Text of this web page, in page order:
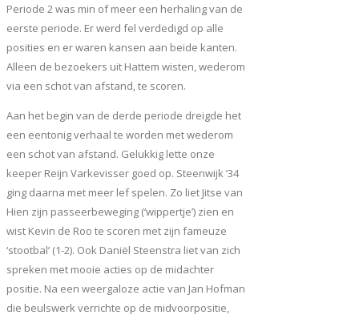
Periode 2 was min of meer een herhaling van de
eerste periode. Er werd fel verdedigd op alle
posities en er waren kansen aan beide kanten.
Alleen de bezoekers uit Hattem wisten, wederom
via een schot van afstand, te scoren.
Aan het begin van de derde periode dreigde het
een eentonig verhaal te worden met wederom
een schot van afstand. Gelukkig lette onze
keeper Reijn Varkevisser goed op. Steenwijk ’34
ging daarna met meer lef spelen. Zo liet Jitse van
Hien zijn passeerbeweging (‘wippertje’) zien en
wist Kevin de Roo te scoren met zijn fameuze
‘stootbal’ (1-2). Ook Daniël Steenstra liet van zich
spreken met mooie acties op de midachter
positie. Na een weergaloze actie van Jan Hofman
die beulswerk verrichte op de midvoorpositie,